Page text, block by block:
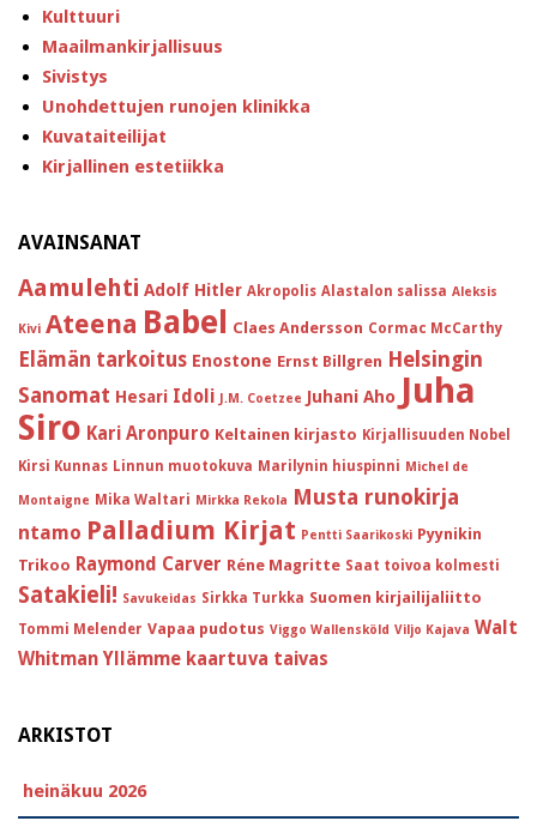
Kulttuuri
Maailmankirjallisuus
Sivistys
Unohdettujen runojen klinikka
Kuvataiteilijat
Kirjallinen estetiikka
AVAINSANAT
Aamulehti Adolf Hitler Akropolis Alastalon salissa Aleksis
Kivi Ateena Babel Claes Andersson Cormac McCarthy
Elämän tarkoitus Enostone Ernst Billgren Helsingin
Sanomat Hesari Idoli J.M. Coetzee Juhani Aho Juha
Siro Kari Aronpuro Keltainen kirjasto Kirjallisuuden Nobel
Kirsi Kunnas Linnun muotokuva Marilynin hiuspinni Michel de
Montaigne Mika Waltari Mirkka Rekola Musta runokirja
ntamo Palladium Kirjat Pentti Saarikoski Pyynikin
Trikoo Raymond Carver Réne Magritte Saat toivoa kolmesti
Satakieli! Savukeidas Sirkka Turkka Suomen kirjailijaliitto
Tommi Melender Vapaa pudotus Viggo Wallensköld Viljo Kajava Walt
Whitman Yllämme kaartuva taivas
ARKISTOT
heinäkuu 2026